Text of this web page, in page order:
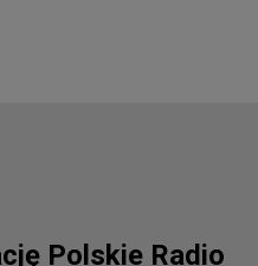
Polskie Radio